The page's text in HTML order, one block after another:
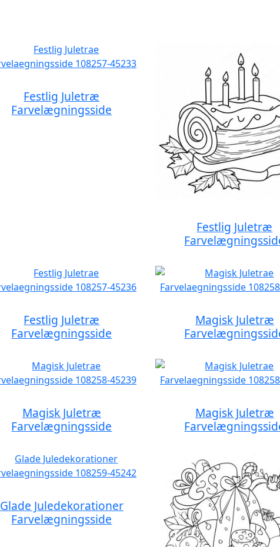
Festlig Juletræ
Farvelægningsside
Festlig Juletræ
Festlig Juletræ
Farvelægningsside
Magisk Juletræ
Magisk Juletræ
Farvelægningsside
Magisk Juletræ
Glade Juledekorationer
Farvelægningsside